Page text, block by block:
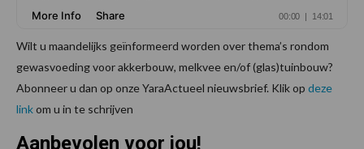
Wilt u maandelijks geïnformeerd worden over thema’s rondom
gewasvoeding voor akkerbouw, melkvee en/of (glas)tuinbouw?
Abonneer u dan op onze YaraActueel nieuwsbrief. Klik op deze
linkom u in te schrijven
Aanbevolen voor jou!